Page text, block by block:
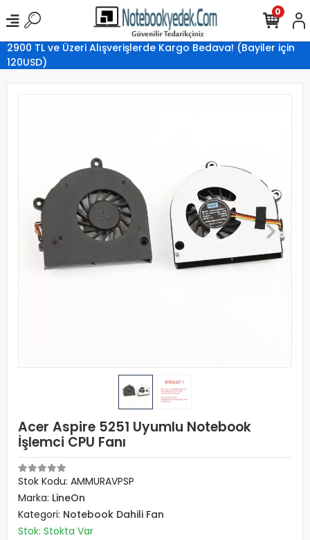
2900 TL ve Üzeri Alışverişlerde Kargo Bedava! (Bayiler için
120USD)
0
Acer Aspire 5251 Uyumlu Notebook
İşlemci CPU Fanı
Stok Kodu: AMMURAVPSP
Marka: LineOn
Kategori: Notebook Dahili Fan
Stok: Stokta Var